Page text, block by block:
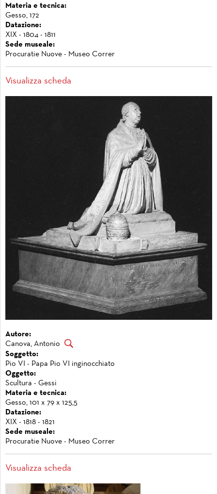
Materia e tecnica:
Gesso, 172
Datazione:
XIX - 1804 - 1811
Sede museale:
Procuratie Nuove - Museo Correr
Visualizza scheda
Autore:
Canova, Antonio
Soggetto:
Pio VI - Papa Pio VI inginocchiato
Oggetto:
Scultura - Gessi
Materia e tecnica:
Gesso, 101 x 79 x 125,5
Datazione:
XIX - 1818 - 1821
Sede museale:
Procuratie Nuove - Museo Correr
Visualizza scheda